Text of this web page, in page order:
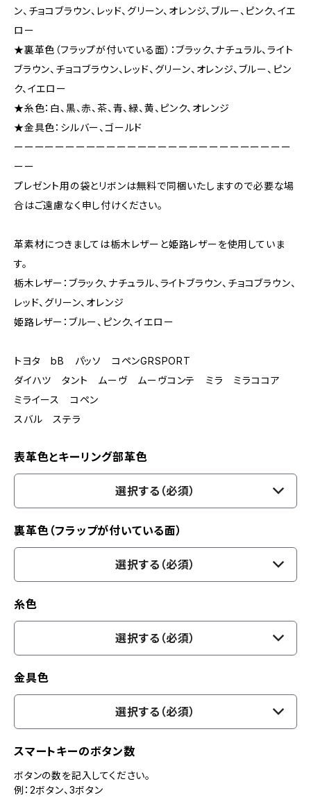
ン、チョコブラウン、レッド、グリーン、オレンジ、ブルー、ピンク、イエ
ロー
★裏革色（フラップが付いている面）：ブラック、ナチュラル、ライト
ブラウン、チョコブラウン、レッド、グリーン、オレンジ、ブルー、ピン
ク、イエロー
★糸色：白、黒、赤、茶、青、緑、黄、ピンク、オレンジ
★金具色：シルバー、ゴールド
ーーーーーーーーーーーーーーーーーーーーーーーーーーー
ーー
プレゼント用の袋とリボンは無料で同梱いたしますので必要な場
合はご遠慮なく申し付けください。
革素材につきましては栃木レザーと姫路レザーを使用していま
す。
栃木レザー：ブラック、ナチュラル、ライトブラウン、チョコブラウン、
レッド、グリーン、オレンジ
姫路レザー：ブルー、ピンク、イエロー
トヨタ bB パッソ コペンGRSPORT
ダイハツ タント ムーヴ ムーヴコンテ ミラ ミラココア
ミライース コペン
スバル ステラ
表革色とキーリング部革色
選択する（必須）
裏革色（フラップが付いている面）
選択する（必須）
糸色
選択する（必須）
金具色
選択する（必須）
スマートキーのボタン数
ボタンの数を記入してください。
例：2ボタン、3ボタン